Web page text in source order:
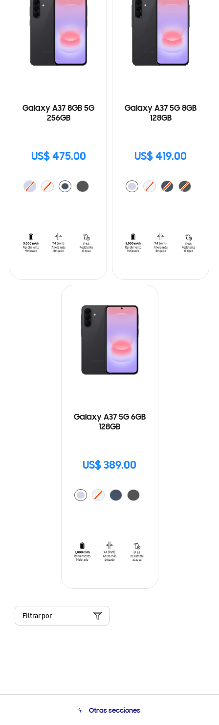
Galaxy A37 8GB 5G
256GB
US$ 475.00
Galaxy A37 5G 8GB
128GB
US$ 419.00
Galaxy A37 5G 6GB
128GB
US$ 389.00
Filtrar por
Otras secciones